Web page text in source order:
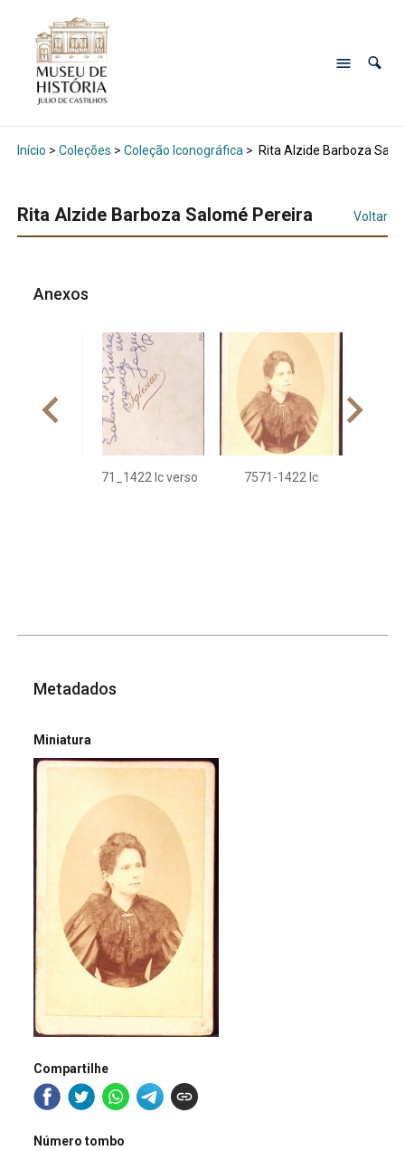
Início > Coleções > Coleção Iconográfica > Rita Alzide Barboza
Rita Alzide Barboza Salomé Pereira Voltar
Anexos
7571_1422 Ic verso 7571-1422 Ic
Metadados
Miniatura
Compartilhe
Número tombo